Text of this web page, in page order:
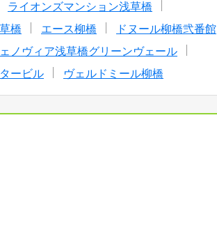
ライオンズマンション浅草橋
橋 エース柳橋
ドヌール柳橋弐番館
ノヴィア浅草橋グリーンヴェール
ービル ヴェルドミール柳橋